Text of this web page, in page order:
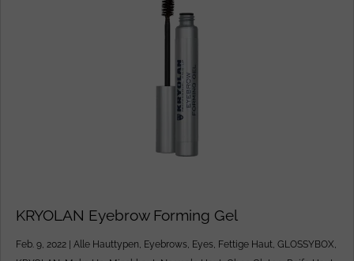
KRYOLAN Eyebrow Forming Gel
Feb. 9, 2022 Alle Hauttypen, Eyebrows, Eyes, Fettige Haut, GLOSSYBOX,